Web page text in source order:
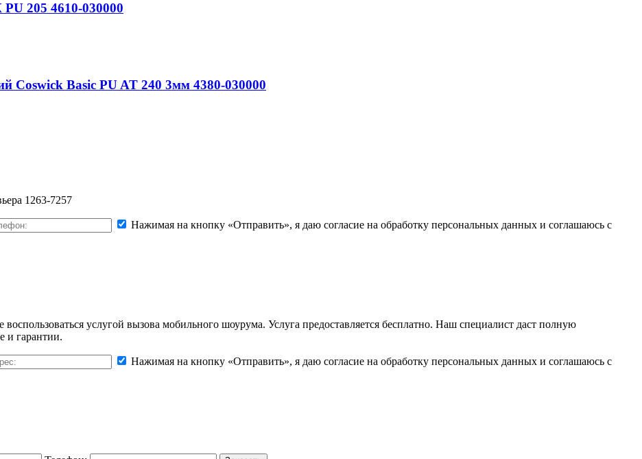
205 4610-030000
Coswick Basic PU AT 240 3мм 4380-030000
1263-7257
Нажимая на кнопку «Отправить», я даю согласие на обработку персональных данных и соглашаюсь c
услугой вызова мобильного шоурума. Услуга предоставляется бесплатно. Наш специалист даст полную
и гарантии.
Нажимая на кнопку «Отправить», я даю согласие на обработку персональных данных и соглашаюсь c